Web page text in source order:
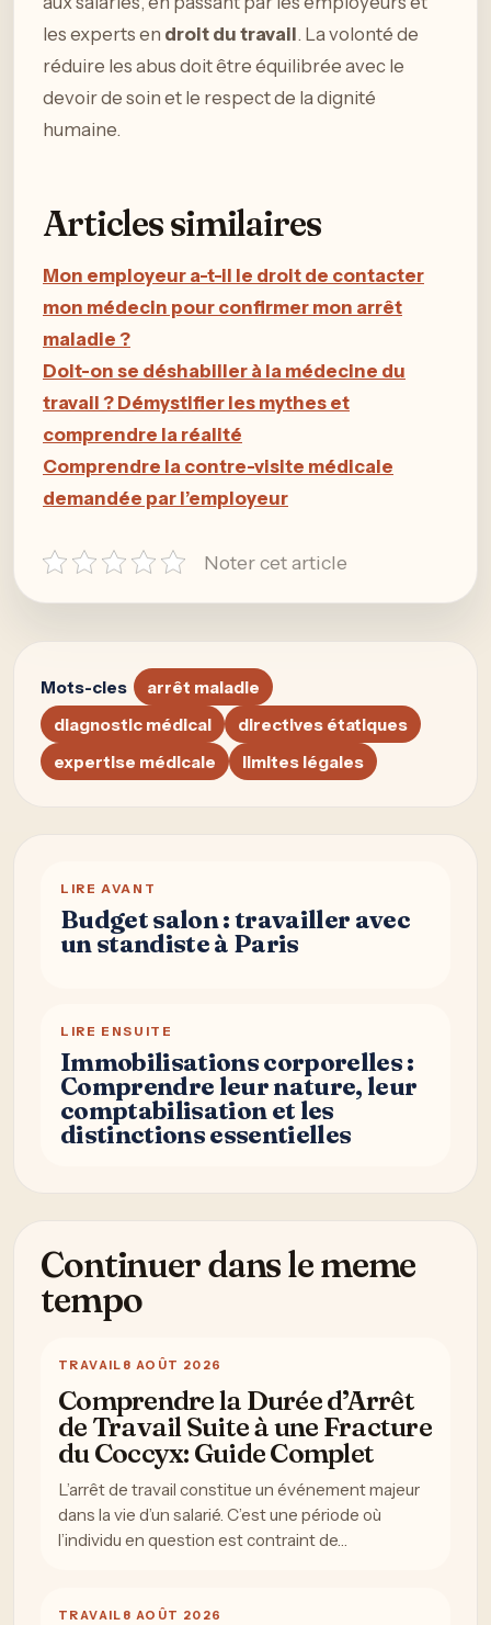
les experts en droit du travail. La volonté de
réduire les abus doit être équilibrée avec le
devoir de soin et le respect de la dignité
humaine.
Articles similaires
Mon employeur a-t-il le droit de contacter
mon médecin pour confirmer mon arrêt
maladie ?
Doit-on se déshabiller à la médecine du
travail ? Démystifier les mythes et
comprendre la réalité
Comprendre la contre-visite médicale
demandée par l’employeur
Noter cet article
Mots-cles
arrêt maladie
diagnostic médical
directives étatiques
expertise médicale
limites légales
LIRE AVANT
Budget salon : travailler avec
un standiste à Paris
LIRE ENSUITE
Immobilisations corporelles :
Comprendre leur nature, leur
comptabilisation et les
distinctions essentielles
Continuer dans le meme
tempo
TRAVAIL 8 AOÛT 2026
Comprendre la Durée d’Arrêt
de Travail Suite à une Fracture
du Coccyx: Guide Complet
L’arrêt de travail constitue un événement majeur
dans la vie d’un salarié. C’est une période où
l’individu en question est contraint de…
TRAVAIL 8 AOÛT 2026